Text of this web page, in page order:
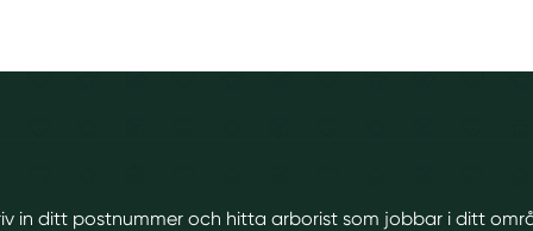
in ditt postnummer och hitta arborist som jobbar i ditt